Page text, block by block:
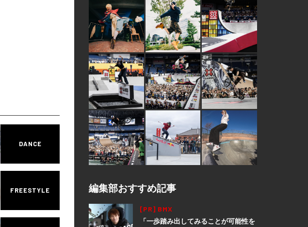
DANCE
FREESTYLE 編集部おすすめ記事
[PR] BMX
「一歩踏み出してみることが可能性を